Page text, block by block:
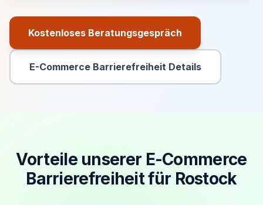
Kostenloses Beratungsgespräch
Primäre Aktion
E-Commerce Barrierefreiheit Details
Sekundäre Aktion
Vorteile unserer E-Commerce
Barrierefreiheit für Rostock